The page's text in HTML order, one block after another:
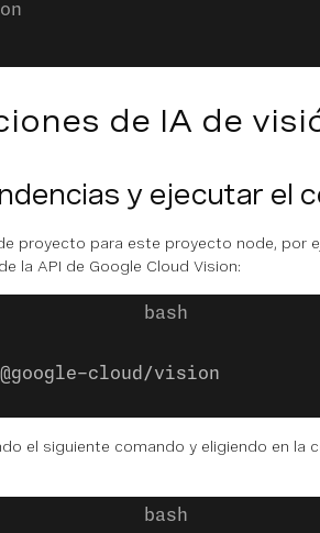
de IA de
y ejecutar el
proyecto para este proyecto node, por
la API de Google Cloud Vision:
cloud/vision
el siguiente comando y eligiendo en la